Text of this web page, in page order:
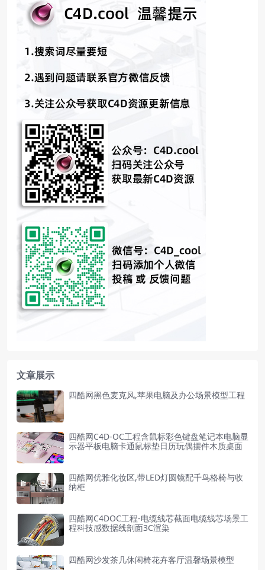
文章展示
四酷网黑色麦克风,苹果电脑及办公场景模型工程
四酷网C4D-OC工程含鼠标彩色键盘笔记本电脑显
示器平板电脑卡通鼠标垫日历玩偶摆件木质桌面
四酷网优雅化妆区,带LED灯圆镜配千鸟格椅与收
纳柜
四酷网C4DOC工程-电缆线芯截面电缆线芯场景工
程科技感数据线剖面3C渲染
四酷网沙发茶几休闲椅花卉客厅温馨场景模型